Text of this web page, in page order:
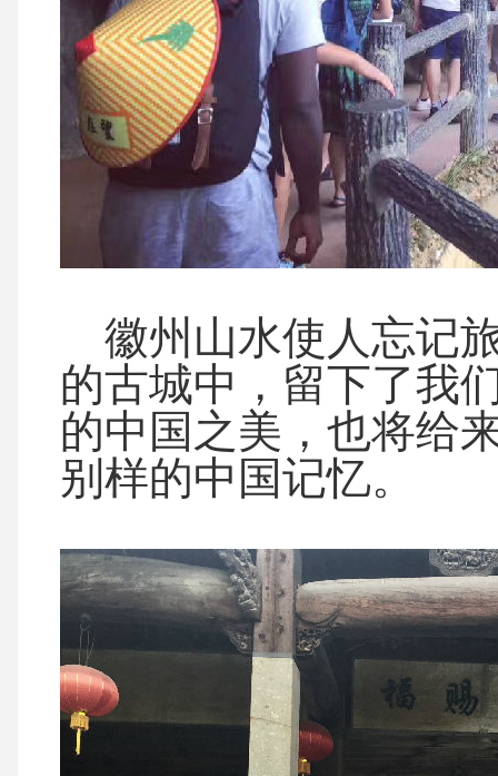
徽州山水使人忘记
的古城中，留下了我
的中国之美，也将给
别样的中国记忆。